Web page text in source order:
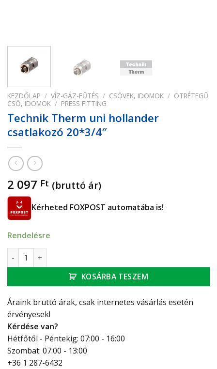
KEZDŐLAP / VÍZ-GÁZ-FŰTÉS / CSÖVEK, IDOMOK / ÖTRÉTEGŰ
CSŐ, IDOMOK / PRESS FITTING
Technik Therm uni hollander
csatlakozó 20*3/4″
2 097 Ft (bruttó ár)
Kérheted FOXPOST automatába is!
Rendelésre
Technik Therm uni hollander csatlakozó 20*3/4" mennyiség
KOSÁRBA TESZEM
Áraink bruttó árak, csak internetes vásárlás esetén
érvényesek!
Kérdése van?
Hétfőtől - Péntekig: 07:00 - 16:00
Szombat: 07:00 - 13:00
+36 1 287-6432